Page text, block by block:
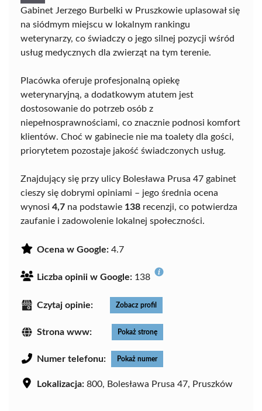
Gabinet Jerzego Burbelki w Pruszkowie uplasował się
na siódmym miejscu w lokalnym rankingu
weterynarzy, co świadczy o jego silnej pozycji wśród
usług medycznych dla zwierząt na tym terenie.
Placówka oferuje profesjonalną opiekę
weterynaryjną, a dodatkowym atutem jest
dostosowanie do potrzeb osób z
niepełnosprawnościami, co znacznie podnosi komfort
klientów. Choć w gabinecie nie ma toalety dla gości,
priorytetem pozostaje jakość świadczonych usług.
Znajdujący się przy ulicy Bolesława Prusa 47 gabinet
cieszy się dobrymi opiniami – jego średnia ocena
wynosi 4,7 na podstawie 138 recenzji, co potwierdza
zaufanie i zadowolenie lokalnej społeczności.
Ocena w Google: 4.7
Liczba opinii w Google: 138
Czytaj opinie: Zobacz profil
Strona www: Pokaż stronę
Numer telefonu: Pokaż numer
Lokalizacja: 800, Bolesława Prusa 47, Pruszków